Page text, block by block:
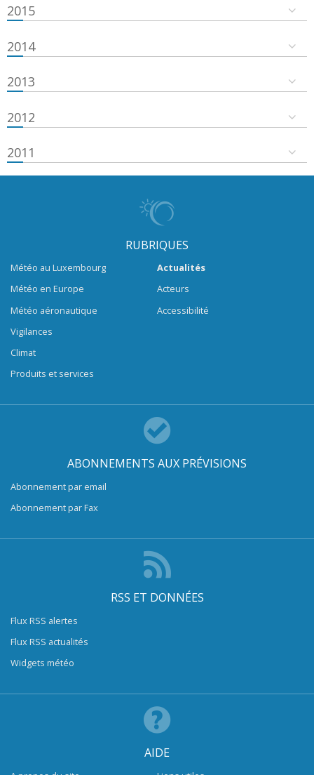
2015
2014
2013
2012
2011
RUBRIQUES
Météo au Luxembourg
Météo en Europe
Météo aéronautique
Vigilances
Climat
Produits et services
Actualités
Acteurs
Accessibilité
ABONNEMENTS AUX PRÉVISIONS
Abonnement par email
Abonnement par Fax
RSS ET DONNÉES
Flux RSS alertes
Flux RSS actualités
Widgets météo
AIDE